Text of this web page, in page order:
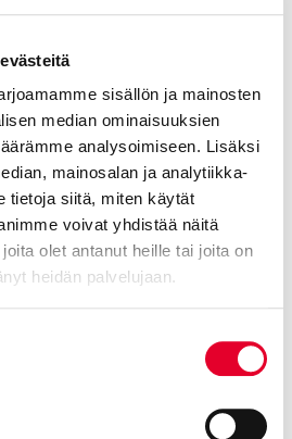
sisällön ja mainosten
median ominaisuuksien
analysoimiseen. Lisäksi
mainosalan ja analytiikka-
tietoja siitä, miten käytät
voivat yhdistää näitä
olet antanut heille tai joita on
heidän palvelujaan.